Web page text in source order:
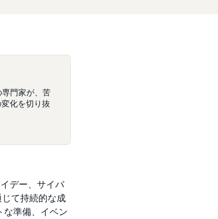
門家が、苦
化を切り抜
イデー、サイバ
て持続的な成
な準備、イベン